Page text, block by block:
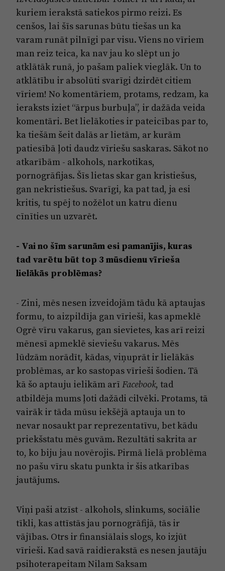
kuriem ierakstā satiekos pirmo reizi. Es
cenšos, lai šīs sarunas būtu tiešas un ka
varam runāt pilnīgi par visu. Viens no vīriem
man reiz teica, ka nav jau ko slēpt un jo
atklātāk runā, jo pašam paliek vieglāk. Un to
atklātību ir absolūti svarīgi dzirdēt citiem
vīriem! No komentāriem, protams, redzam, ka
ieraksts iziet “ārpus burbuļa”, ir dažāda veida
komentāri. Bet lielākoties ir pateicības par to,
ka tiešām šeit dalās ar lietām, ar kurām
patiesībā ļoti daudz vīriešu saskaras. Sākot no
atkarībām - alkohols, narkotikas,
pornogrāfijas. Šīs lietas skar gan kristiešus,
gan nekristiešus. Svarīgi, ka pat tad, ja esi
kritis, tu spēj to nožēlot un katru dienu
cīnīties un uzvarēt.
- Vai no šīm sarunām esi pamanījis, kuras
tad varētu būt top 3 mūsdienu vīrieša
lielākās problēmas?
- Zini, mēs nesen izveidojām tādu kā aptaujas
formu, to aizpildīja gan vīrieši, kas apmeklē
Ogrē vīru vakarus, gan sievietes, kas arī reizi
mēnesī apmeklē sieviešu vakarus. Mēs
lūdzām norādīt, kādas, viņuprāt ir lielākās
problēmas, ar ko sastopas vīrieši šodien. Tā
kā šo aptauju ielikām arī Facebook, tad
atbildēja mums ļoti dažādi cilvēki. Protams, tā
vairāk ir tāda mūsu iekšējā aptauja un to
nevar nosaukt par reprezentatīvu, bet kādu
priekšstatu mēs guvām. Rezultāti sakrita ar
to, ko biju jau novērojis. Pirmā lielā problēma
no pašu vīru skatu punkta ir šis atkarības
jautājums.
Viņi paši atzīst - alkohols, slinkums, sociālie
tīkli, kas attīstās jau pornogrāfijā, tās ir
vājības. Otrs ir finansiālais slogs, ko izjūt
vīrieši. Kad savā raidierakstā es nesen jautāju
psihoterapeitam Nilam Saksam